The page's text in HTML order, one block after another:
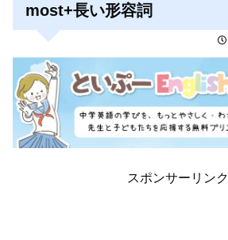
most+長い形容詞
スポンサーリンク